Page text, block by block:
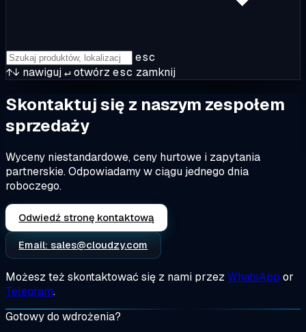
esc
↑↓ nawiguj↵otwórz esc zamknij
Skontaktuj się z naszym zespołem
sprzedaży
Wyceny niestandardowe, ceny hurtowe i zapytania
partnerskie. Odpowiadamy w ciągu jednego dnia
roboczego.
Odwiedź stronę kontaktową
Email:sales@cloudzy.com
Możesz też skontaktować się z nami przez WhatsApp or
Telegram.
Gotowy do wdrożenia?